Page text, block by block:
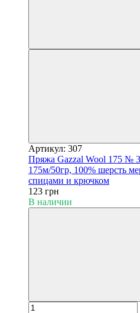
Артикул: 307
Пряжа Gazzal Wool 175 №
175м/50гр, 100% шерсть
спицами и крючком
123 грн
В наличии